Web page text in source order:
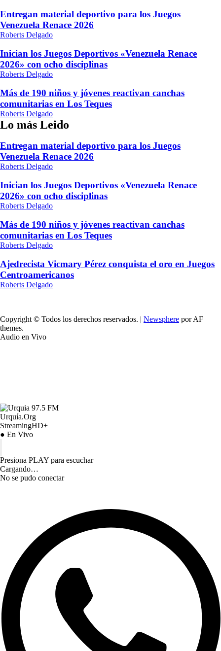
Entregan material deportivo para los Juegos
Venezuela Renace 2026
Roberts Delgado
Inician los Juegos Deportivos «Venezuela Renace
2026» con ocho disciplinas
Roberts Delgado
Más de 190 niños y jóvenes reactivan canchas
comunitarias en Los Teques
Roberts Delgado
Lo más Leido
Entregan material deportivo para los Juegos
Venezuela Renace 2026
Roberts Delgado
Inician los Juegos Deportivos «Venezuela Renace
2026» con ocho disciplinas
Roberts Delgado
Más de 190 niños y jóvenes reactivan canchas
comunitarias en Los Teques
Roberts Delgado
Ajedrecista Vicmary Pérez conquista el oro en Juegos
Centroamericanos
Roberts Delgado
Copyright © Todos los derechos reservados. | Newsphere por AF
themes.
Audio en Vivo
Urquía.Org
StreamingHD+
● En Vivo
Presiona PLAY para escuchar
Cargando…
No se pudo conectar